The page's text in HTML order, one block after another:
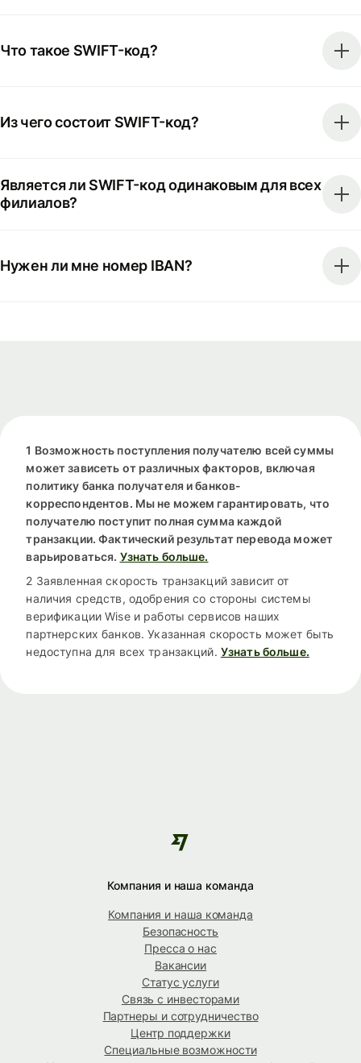
Что такое SWIFT-код?
Из чего состоит SWIFT-код?
Является ли SWIFT-код одинаковым для всех
филиалов?
Нужен ли мне номер IBAN?
1 Возможность поступления получателю всей суммы
может зависеть от различных факторов, включая
политику банка получателя и банков-
корреспондентов. Мы не можем гарантировать, что
получателю поступит полная сумма каждой
транзакции. Фактический результат перевода может
варьироваться. Узнать больше.
2 Заявленная скорость транзакций зависит от
наличия средств, одобрения со стороны системы
верификации Wise и работы сервисов наших
партнерских банков. Указанная скорость может быть
недоступна для всех транзакций. Узнать больше.
Компания и наша команда
Компания и наша команда
Безопасность
Пресса о нас
Вакансии
Статус услуги
Связь с инвесторами
Партнеры и сотрудничество
Центр поддержки
Специальные возможности